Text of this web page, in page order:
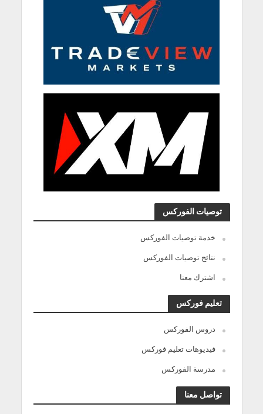
توصيات الفوركس
خدمة توصيات الفوركس
نتائج توصيات الفوركس
اشترك معنا
تعليم فوركس
دروس الفوركس
فيديوهات تعليم فوركس
مدرسة الفوركس
تواصل معنا